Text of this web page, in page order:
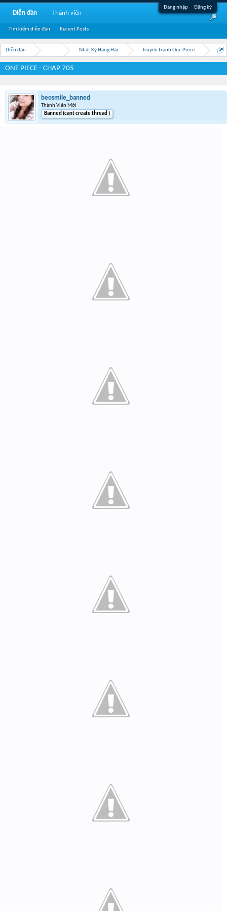
Đăng nhập Đăng ký
Diễn đàn ... Nhật Ký Hàng Hải Truyện tranh One Piece
ONE PIECE - CHAP 705
beosmile_banned
Thành Viên Mới
Banned (cant create thread )
Diễn đàn
Tìm kiếm diễn đàn Recent Posts
Thành viên